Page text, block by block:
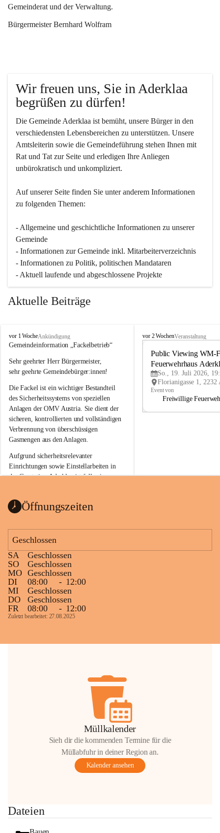
Gemeinderat und der Verwaltung.
Bürgermeister Bernhard Wolfram
Wir freuen uns, Sie in Aderklaa
begrüßen zu dürfen!
Die Gemeinde Aderklaa ist bemüht, unsere Bürger in den
verschiedensten Lebensbereichen zu unterstützen. Unsere
Amtsleiterin sowie die Gemeindeführung stehen Ihnen mit
Rat und Tat zur Seite und erledigen Ihre Anliegen
unbürokratisch und unkompliziert.
Auf unserer Seite finden Sie un­ter an­de­rem Informationen
zu folgenden Themen:
- Allgemeine und geschichtliche Informationen zu unserer
Gemeinde
- Informationen zur Gemeinde inkl. Mitarbeiterverzeichnis
- Informationen zu Politik, politischen Mandataren
- Aktuell laufende und abgeschlossene Projekte
Aktuelle Beiträge
A
d
r
k
a
a
vor 1 WocheAnkündigung
Gemeindeinformation „Fackelbetrieb“
Sehr geehrter Herr Bürgermeister,
sehr geehrte Gemeindebürger:innen!
Die Fackel ist ein wichtiger Bestandteil
des Sicherheitssystems von speziellen
Anlagen der OMV Austria. Sie dient der
sicheren, kontrollierten und vollständigen
Verbrennung von überschüssigen
Gasmengen aus den Anlagen.
Aufgrund sicherheitsrelevanter
Einrichtungen sowie Einstellarbeiten in
der Gasstation Aderklaa ist fallweise
kommenden Tagen und Wochen wird
sein.
Die OMV Austria ist bemüht, für die
Bevölkerung ungewohnte, jedoch
technisch notwendige Betriebszustände so
kurz wie möglich zu halten.
Wir bitten daher die umliegende
Bevölkerung um Verständnis.
anrainer-service@omv.com
Bei Fragen, Anliegen oder Beschwerden.
Die OMV wird im Zuge von
A
vor 2 WochenVeranstaltung
Public Viewing WM-
Feuerwehrhaus
So., 19. Juli 2026,
Event von
Freiwillige
Öffnungszeiten
Geschlossen
SA
Geschlossen
SO
Geschlossen
MO Geschlossen
DI
08:00 - 12:00
MI
Geschlossen
DO
Geschlossen
FR
08:00 - 12:00
Zuletzt bearbeitet: 27.08.2025
Müllkalender
Sieh dir die kommenden Termine für die
Müllabfuhr in deiner Region an.
Kalender ansehen
Dateien